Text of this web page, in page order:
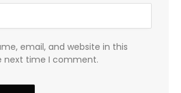
email, and website in this
next time I comment.